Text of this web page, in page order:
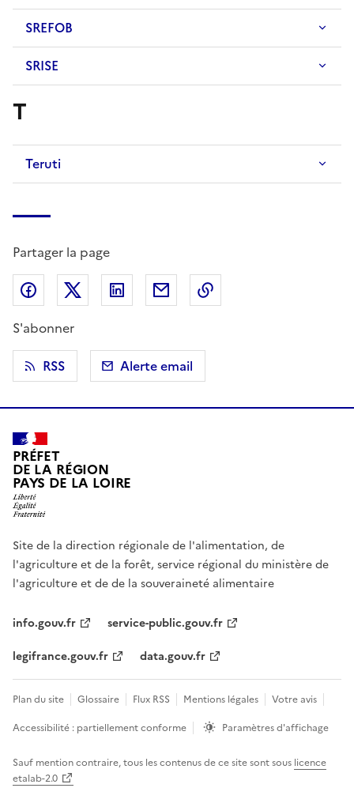
SREFOB
SRISE
T
Teruti
Partager la page
Partager sur Facebook
Partager sur X (anciennement Twitter)
Partager sur LinkedIn
Partager par email
S'abonner
RSS
Alerte email
PRÉFET
DE LA RÉGION
PAYS DE LA LOIRE
Site de la direction régionale de l'alimentation, de
l'agriculture et de la forêt, service régional du ministère de
l'agriculture et de de la souveraineté alimentaire
info.gouv.fr
service-public.gouv.fr
legifrance.gouv.fr
data.gouv.fr
Plan du site Glossaire Flux RSS Mentions légales
Votre avis
Accessibilité : partiellement conforme
Paramètres d'affichage
Sauf mention contraire, tous les contenus de ce site sont sous licence
etalab-2.0